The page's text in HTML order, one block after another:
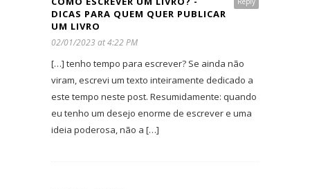
DICAS PARA QUEM QUER PUBLICAR
UM LIVRO
02/01/2023 at 4:22 PM
[…] tenho tempo para escrever? Se ainda não
viram, escrevi um texto inteiramente dedicado a
este tempo neste post. Resumidamente: quando
eu tenho um desejo enorme de escrever e uma
ideia poderosa, não a […]